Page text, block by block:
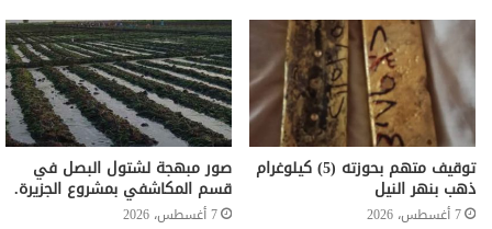
توقيف متهم بحوزته (5) كيلوغرام
ذهب بنهر النيل
7 أغسطس، 2026
صور مبهجة لشتول البصل في
قسم المكاشفي بمشروع الجزيرة.
7 أغسطس، 2026